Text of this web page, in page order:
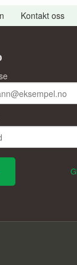
Kontakt oss